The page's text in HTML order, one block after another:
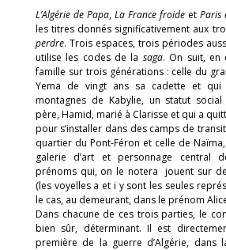
L’Algérie de Papa,La France froide etParis
les titres donnés significativement aux
perdre. Trois espaces, trois périodes
utilise les codes de la saga. On suit, en
famille sur trois générations : celle du
Yema de vingt ans sa cadette et qui
montagnes de Kabylie, un statut
père, Hamid, marié à Clarisse et qui a
pour s’installer dans des camps de
quartier du Pont-Féron et celle de
galerie d’art et personnage central
prénoms qui, on le notera jouent sur
(les voyelles a et i y sont les seules
le cas, au demeurant, dans le prénom
Dans chacune de ces trois parties, le
bien sûr, déterminant. Il est
première de la guerre d’Algérie, dans